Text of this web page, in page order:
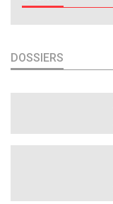
DOSSIERS